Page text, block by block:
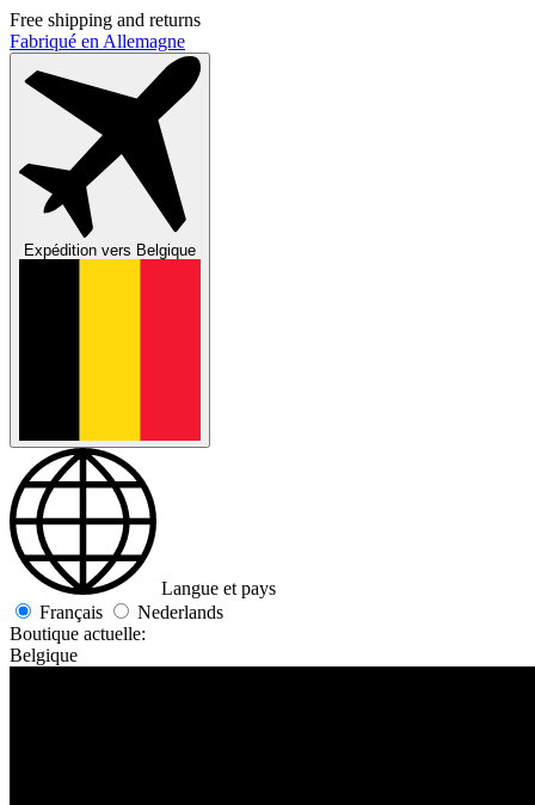
Free shipping and returns
Fabriqué en Allemagne
Expédition vers Belgique
Langue et pays
Français
Nederlands
Boutique actuelle:
Belgique